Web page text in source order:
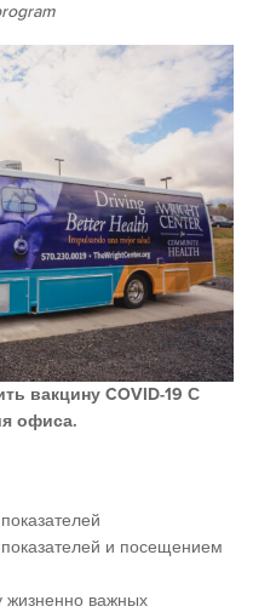
вакцину COVID-19 С
офиса.
и посещением
жизненно важных